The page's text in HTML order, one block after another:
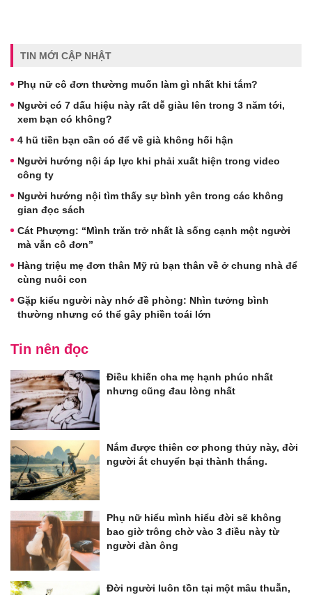
TIN MỚI CẬP NHẬT
Phụ nữ cô đơn thường muốn làm gì nhất khi tắm?
Người có 7 dấu hiệu này rất dễ giàu lên trong 3 năm tới,
xem bạn có không?
4 hũ tiền bạn cần có để về già không hối hận
Người hướng nội áp lực khi phải xuất hiện trong video
công ty
Người hướng nội tìm thấy sự bình yên trong các không
gian đọc sách
Cát Phượng: “Mình trăn trở nhất là sống cạnh một người
mà vẫn cô đơn”
Hàng triệu mẹ đơn thân Mỹ rủ bạn thân về ở chung nhà để
cùng nuôi con
Gặp kiểu người này nhớ đề phòng: Nhìn tưởng bình
thường nhưng có thể gây phiền toái lớn
Tin nên đọc
Điều khiến cha mẹ hạnh phúc nhất
nhưng cũng đau lòng nhất
Nắm được thiên cơ phong thủy này, đời
người ắt chuyển bại thành thắng.
Phụ nữ hiểu mình hiểu đời sẽ không
bao giờ trông chờ vào 3 điều này từ
người đàn ông
Đời người luôn tồn tại một mâu thuẫn,